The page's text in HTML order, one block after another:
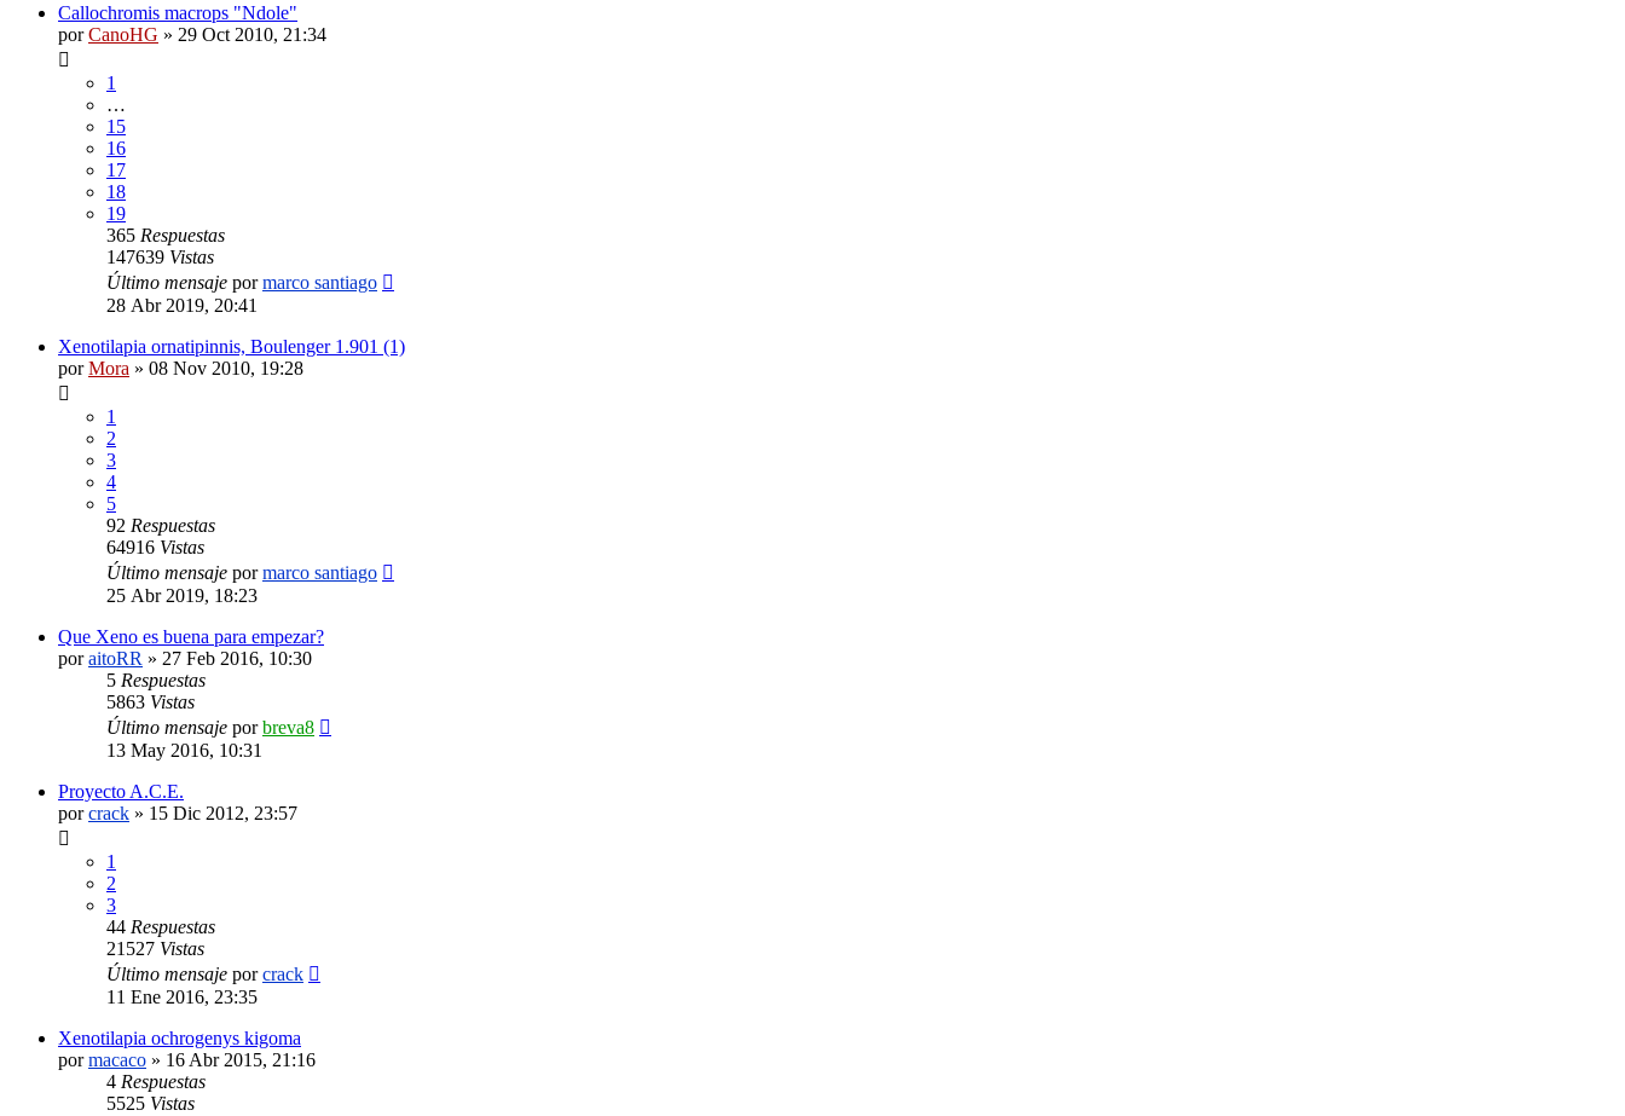
Callochromis macrops "Ndole"
porCanoHG » 29 Oct 2010, 21:34
1
…
15
16
17
18
19
365 Respuestas
147639 Vistas
Último mensaje pormarco santiago
28 Abr 2019, 20:41
Xenotilapia ornatipinnis, Boulenger 1.901 (1)
porMora » 08 Nov 2010, 19:28
1
2
3
4
5
92 Respuestas
64916 Vistas
Último mensaje pormarco santiago
25 Abr 2019, 18:23
Que Xeno es buena para empezar?
poraitoRR » 27 Feb 2016, 10:30
5 Respuestas
5863 Vistas
Último mensaje porbreva8
13 May 2016, 10:31
Proyecto A.C.E.
porcrack » 15 Dic 2012, 23:57
1
2
3
44 Respuestas
21527 Vistas
Último mensaje porcrack
11 Ene 2016, 23:35
Xenotilapia ochrogenys kigoma
pormacaco » 16 Abr 2015, 21:16
4 Respuestas
5525 Vistas